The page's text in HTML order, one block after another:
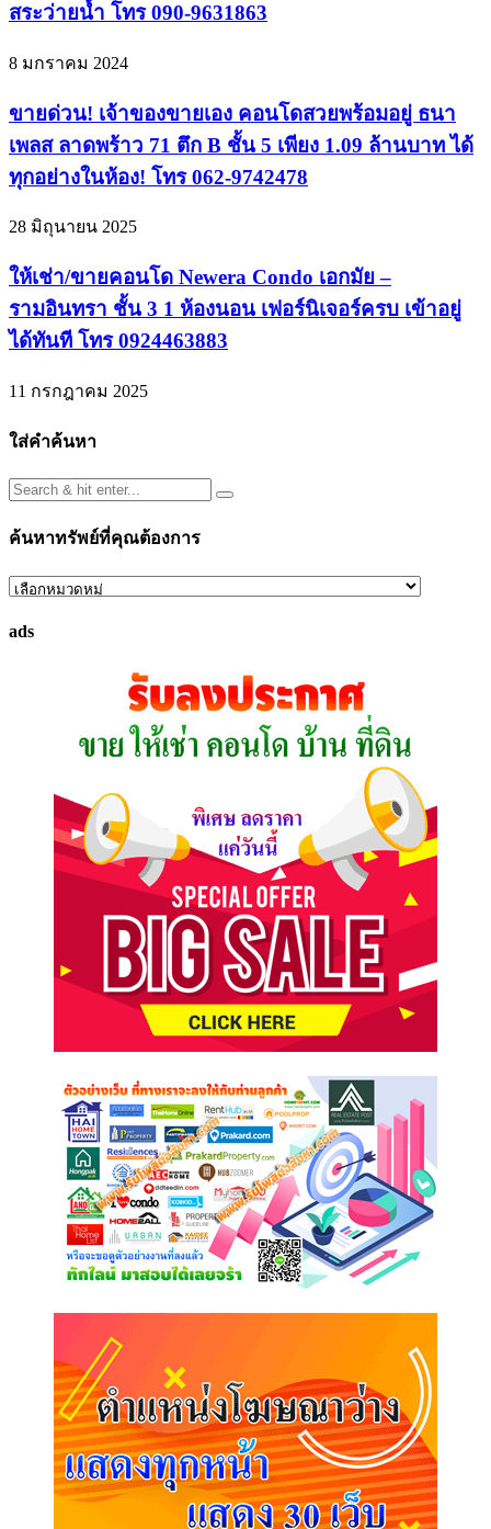
สระว่ายน้ำ โทร 090-9631863
8 มกราคม 2024
ขายด่วน! เจ้าของขายเอง คอนโดสวยพร้อมอยู่ ธนา
เพลส ลาดพร้าว 71 ตึก B ชั้น 5 เพียง 1.09 ล้านบาท ได้
ทุกอย่างในห้อง! โทร 062-9742478
28 มิถุนายน 2025
ให้เช่า/ขายคอนโด Newera Condo เอกมัย –
รามอินทรา ชั้น 3 1 ห้องนอน เฟอร์นิเจอร์ครบ เข้าอยู่
ได้ทันที โทร 0924463883
11 กรกฎาคม 2025
ใส่คำค้นหา
ค้นหาทรัพย์ที่คุณต้องการ
ค้นหา
ที่
ads